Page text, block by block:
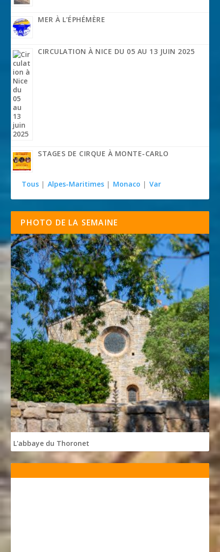
MER À L’ÉPHÉMÈRE
CIRCULATION À NICE DU 05 AU 13 JUIN 2025
STAGES DE CIRQUE À MONTE-CARLO
Tous | Alpes-Maritimes | Monaco | Var
PHOTO DE LA SEMAINE
L'abbaye du Thoronet